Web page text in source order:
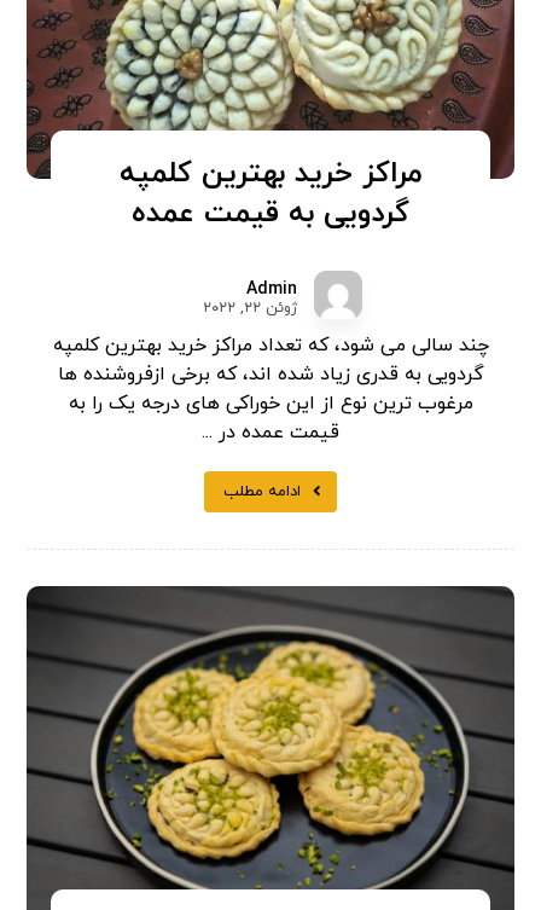
مراکز خرید بهترین کلمپه
گردویی به قیمت عمده
Admin
ژوئن ۲۲, ۲۰۲۲
چند سالی می شود، که تعداد مراکز خرید بهترین کلمپه
گردویی به قدری زیاد شده اند، که برخی ازفروشنده ها
مرغوب ترین نوع از این خوراکی های درجه یک را به
قیمت عمده در ...
ادامه مطلب